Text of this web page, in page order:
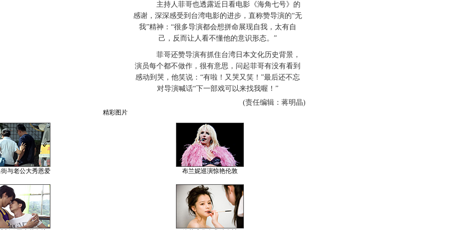
主持人菲哥也透露近日看电影《海角七号》的
感谢，深深感受到台湾电影的进步，直称赞导演的“无
我”精神：“很多导演都会想拼命展现自我，太有自
己，反而让人看不懂他的意识形态。”
菲哥还赞导演有抓住台湾日本文化历史背景，
演员每个都不做作，很有意思，问起菲哥有没有看到
感动到哭，他笑说：“有啦！又哭又笑！”最后还不忘
对导演喊话“下一部戏可以来找我喔！”
(责任编辑：蒋明晶)
精彩图片
与老公大秀恩爱 布兰妮巡演惊艳伦敦